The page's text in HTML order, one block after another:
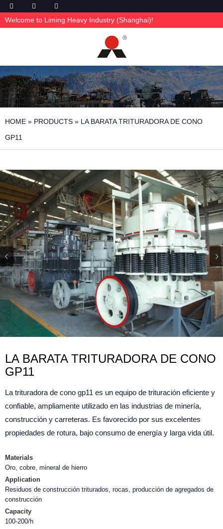
Welcome to Liming Heavy Industry (Shanghai)!
HOME » PRODUCTS » LA BARATA TRITURADORA DE CONO
GP11
LA BARATA TRITURADORA DE CONO
GP11
La trituradora de cono gp11 es un equipo de trituración eficiente y
confiable, ampliamente utilizado en las industrias de minería,
construcción y carreteras. Es favorecido por sus excelentes
propiedades de rotura, bajo consumo de energía y larga vida útil.
Materials
Oro, cobre, mineral de hierro
Application
Residuos de construcción triturados, rocas, producción de agregados de
construcción
Capacity
100-200/h